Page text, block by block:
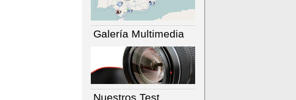
Galería Multimedia
Nuestros Test